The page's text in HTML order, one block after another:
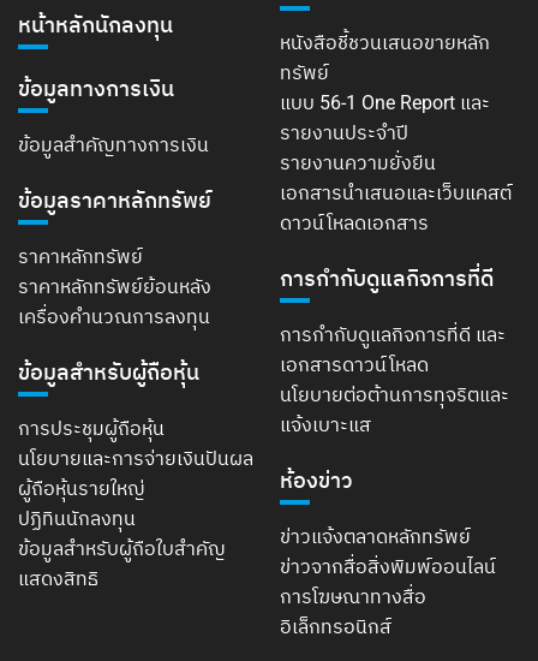
หน้าหลักนักลงทุน
ข้อมูลทางการเงิน
ข้อมูลสำคัญทางการเงิน
ข้อมูลราคาหลักทรัพย์
ราคาหลักทรัพย์
ราคาหลักทรัพย์ย้อนหลัง
เครื่องคำนวณการลงทุน
ข้อมูลสำหรับผู้ถือหุ้น
การประชุมผู้ถือหุ้น
นโยบายและการจ่ายเงินปันผล
ผู้ถือหุ้นรายใหญ่
ปฏิทินนักลงทุน
ข้อมูลสำหรับผู้ถือใบสำคัญ
แสดงสิทธิ
หนังสือชี้ชวนเสนอขายหลัก
ทรัพย์
แบบ 56-1 One Report และ
รายงานประจำปี
รายงานความยั่งยืน
เอกสารนำเสนอและเว็บแคสต์
ดาวน์โหลดเอกสาร
การกำกับดูแลกิจการที่ดี
การกำกับดูแลกิจการที่ดี และ
เอกสารดาวน์โหลด
นโยบายต่อต้านการทุจริตและ
แจ้งเบาะแส
ห้องข่าว
ข่าวแจ้งตลาดหลักทรัพย์
ข่าวจากสื่อสิ่งพิมพ์ออนไลน์
การโฆษณาทางสื่อ
อิเล็กทรอนิกส์